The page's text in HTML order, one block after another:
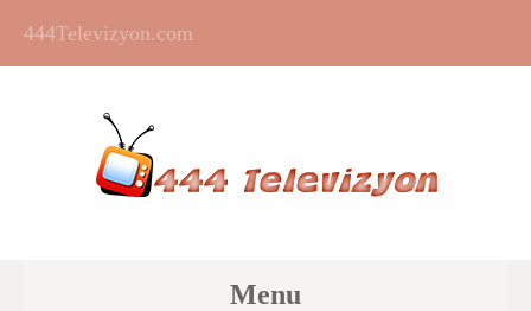
444Televizyon.com
Menu